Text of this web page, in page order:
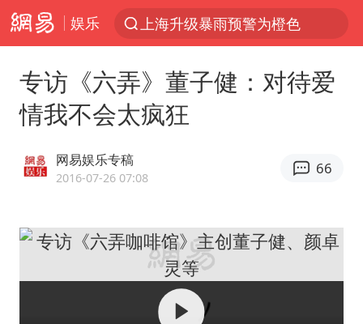
娱乐
上海升级暴雨预警为橙色
拜登前列腺癌恶化
“白海豚”逼近浙闽沿海
2026年7月份居民消费价格同比上涨0.5%
外国游客的“中国游三件套”火了
以军士兵把枪口对准中国记者
白海豚在海上打了个结
专访《六弄》董子健：对待爱
情我不会太疯狂
网易娱乐专稿
2016-07-26 07:08
66